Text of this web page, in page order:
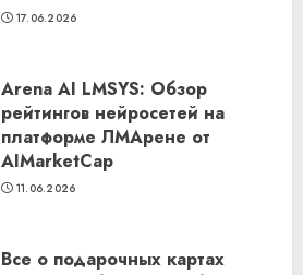
17.06.2026
Arena AI LMSYS: Обзор
рейтингов нейросетей на
платформе ЛМАрене от
AIMarketCap
11.06.2026
Все о подарочных картах